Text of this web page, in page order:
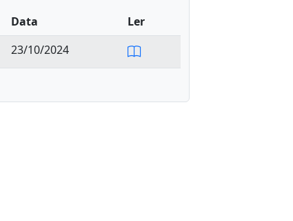
Data
Ler
23/10/2024